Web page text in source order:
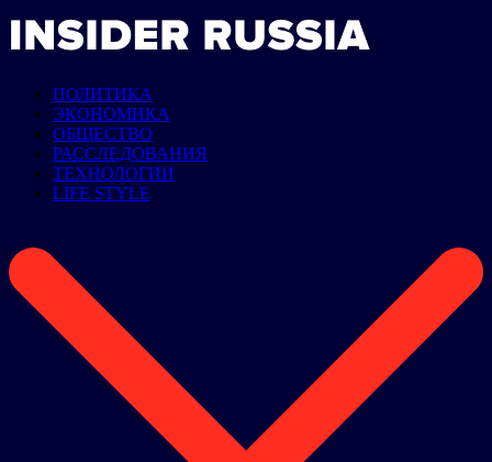
ПОЛИТИКА
ЭКОНОМИКА
ОБЩЕСТВО
РАССЛЕДОВАНИЯ
ТЕХНОЛОГИИ
LIFE STYLE